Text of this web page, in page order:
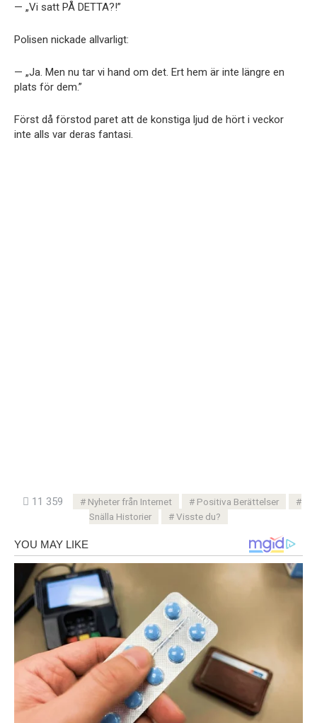
— „Vi satt PÅ DETTA?!”
Polisen nickade allvarligt:
— „Ja. Men nu tar vi hand om det. Ert hem är inte längre en
plats för dem.”
Först då förstod paret att de konstiga ljud de hört i veckor
inte alls var deras fantasi.
11 359 Nyheter från Internet
Positiva Berättelser
Snälla Historier
Visste du?